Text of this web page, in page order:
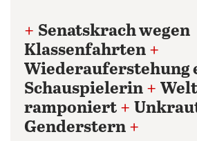
+ Senatskrach wegen
Klassenfahrten +
Wiederauferstehung
Schauspielerin +
ramponiert +
Genderstern +